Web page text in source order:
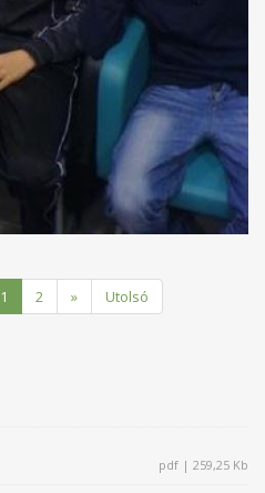
1 2 » Utolsó
pdf | 259,25 Kb